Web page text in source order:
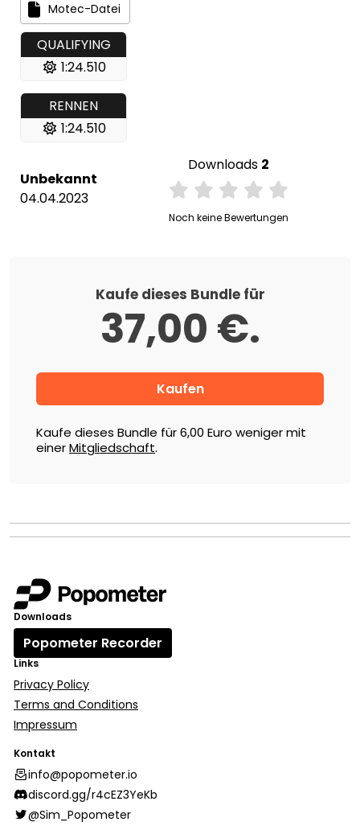
Motec-Datei
QUALIFYING
1:24.510
RENNEN
1:24.510
Unbekannt
04.04.2023
Downloads 2
Noch keine Bewertungen
Kaufe dieses Bundle für
37,00 €.
Kaufe dieses Bundle für 6,00 Euro weniger mit
einerMitgliedschaft.
Downloads
Popometer Recorder
Links
Privacy Policy
Terms and Conditions
Impressum
Kontakt
info@popometer.io
discord.gg/r4cEZ3YeKb
@Sim_Popometer